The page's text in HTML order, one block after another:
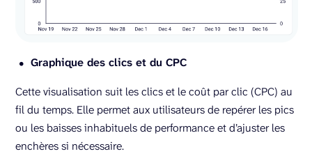
Graphique des clics et du CPC
Cette visualisation suit les clics et le coût par clic (CPC) au
fil du temps. Elle permet aux utilisateurs de repérer les pics
ou les baisses inhabituels de performance et d’ajuster les
enchères si nécessaire.